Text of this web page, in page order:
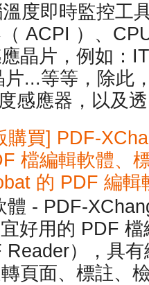
度即時監控工
ACPI ）、
晶片，例如：
...等等，除此
感應器，以及
購買] PDF-
檔編輯軟體、
的 PDF 編輯
體 - PDF-
好用的 PDF
Reader），具
頁面、標註、